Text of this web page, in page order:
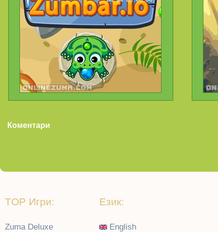
Коментари
TOP Игри:
Zuma Deluxe
Език:
English